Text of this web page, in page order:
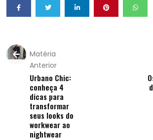
Matéria
Anterior
Urbano Chic:
conheça 4
dicas para
transformar
seus looks do
workwear ao
nightwear